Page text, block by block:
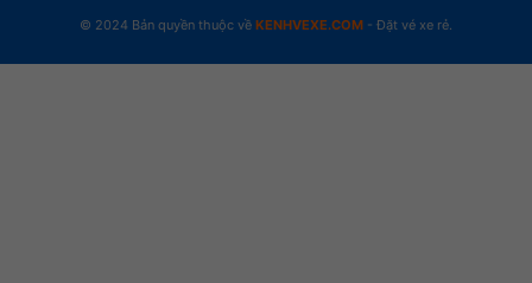
© 2024 Bản quyền thuộc về KENHVEXE.COM - Đặt vé xe rẻ.